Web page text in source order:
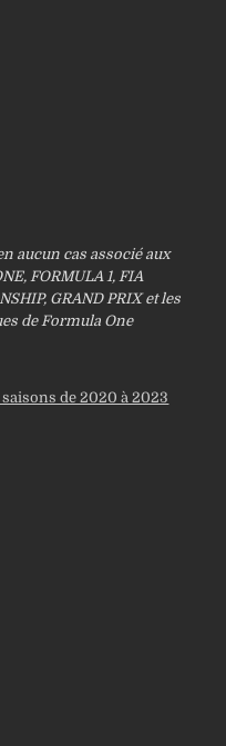
aucun cas associé aux
FORMULA 1, FIA
GRAND PRIX et les
de Formula One
saisons de 2020 à 2023